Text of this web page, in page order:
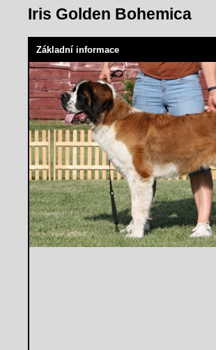
Iris Golden Bohemica
Základní informace